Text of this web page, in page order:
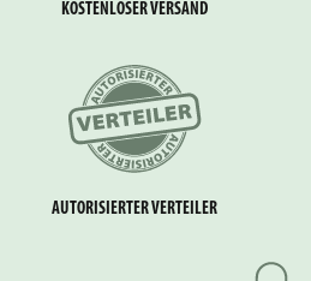
KOSTENLOSER VERSAND
AUTORISIERTER VERTEILER